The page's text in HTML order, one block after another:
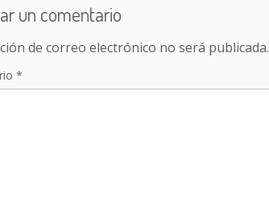
un comentario
de correo electrónico no será publicada.
*